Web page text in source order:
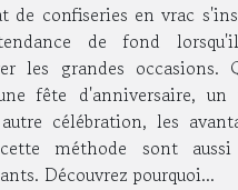
de confiseries en vrac
de fond
les grandes occasions.
fête d'anniversaire, un
célébration, les
méthode sont aussi
Découvrez pourquoi...